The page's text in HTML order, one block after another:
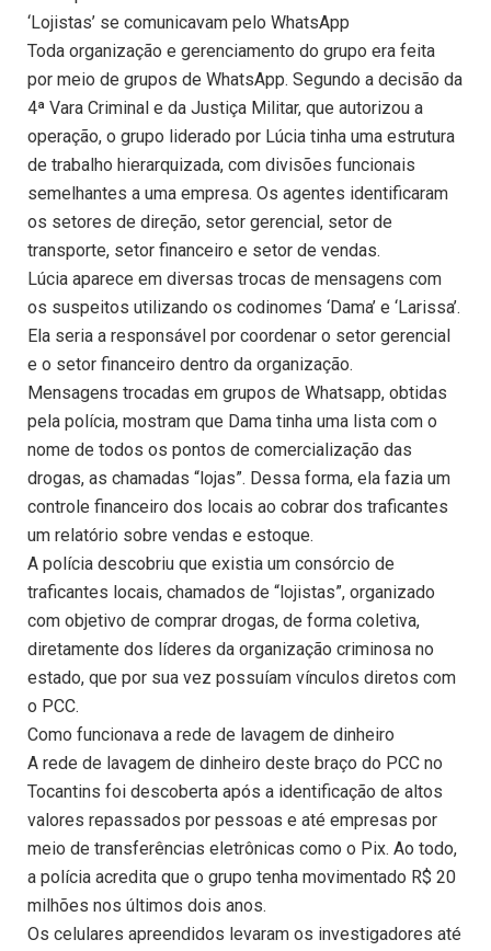
‘Lojistas’ se comunicavam pelo WhatsApp
Toda organização e gerenciamento do grupo era feita
por meio de grupos de WhatsApp. Segundo a decisão da
4ª Vara Criminal e da Justiça Militar, que autorizou a
operação, o grupo liderado por Lúcia tinha uma estrutura
de trabalho hierarquizada, com divisões funcionais
semelhantes a uma empresa. Os agentes identificaram
os setores de direção, setor gerencial, setor de
transporte, setor financeiro e setor de vendas.
Lúcia aparece em diversas trocas de mensagens com
os suspeitos utilizando os codinomes ‘Dama’ e ‘Larissa’.
Ela seria a responsável por coordenar o setor gerencial
e o setor financeiro dentro da organização.
Mensagens trocadas em grupos de Whatsapp, obtidas
pela polícia, mostram que Dama tinha uma lista com o
nome de todos os pontos de comercialização das
drogas, as chamadas “lojas”. Dessa forma, ela fazia um
controle financeiro dos locais ao cobrar dos traficantes
um relatório sobre vendas e estoque.
A polícia descobriu que existia um consórcio de
traficantes locais, chamados de “lojistas”, organizado
com objetivo de comprar drogas, de forma coletiva,
diretamente dos líderes da organização criminosa no
estado, que por sua vez possuíam vínculos diretos com
o PCC.
Como funcionava a rede de lavagem de dinheiro
A rede de lavagem de dinheiro deste braço do PCC no
Tocantins foi descoberta após a identificação de altos
valores repassados por pessoas e até empresas por
meio de transferências eletrônicas como o Pix. Ao todo,
a polícia acredita que o grupo tenha movimentado R$ 20
milhões nos últimos dois anos.
Os celulares apreendidos levaram os investigadores até